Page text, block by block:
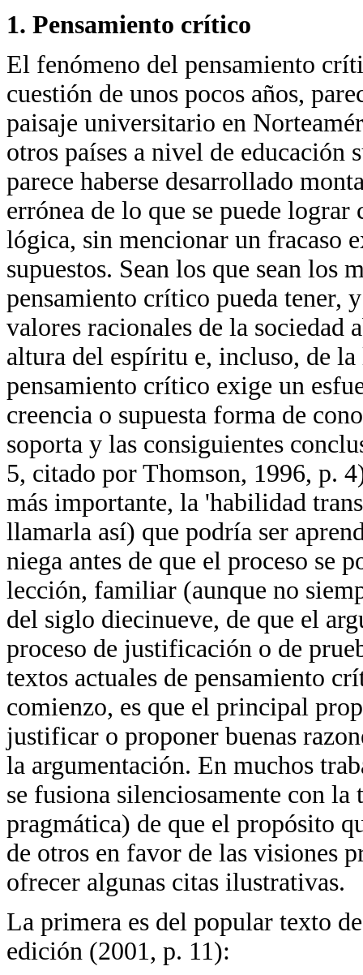
1. Pensamiento crítico
El fenómeno del pensamiento
cuestión de unos pocos años,
paisaje universitario en
otros países a nivel de educación
parece haberse desarrollado
errónea de lo que se puede
lógica, sin mencionar un fracaso
supuestos. Sean los que sean los
pensamiento crítico pueda tener,
valores racionales de la sociedad
altura del espíritu e, incluso, de
pensamiento crítico exige un
creencia o supuesta forma de
soporta y las consiguientes
5, citado por Thomson, 1996, p.
más importante, la 'habilidad
llamarla así) que podría ser
niega antes de que el proceso se
lección, familiar (aunque no
del siglo diecinueve, de que el
proceso de justificación o de
textos actuales de pensamiento
comienzo, es que el principal
justificar o proponer buenas
la argumentación. En muchos
se fusiona silenciosamente con
pragmática) de que el propósito
de otros en favor de las visiones
ofrecer algunas citas ilustrativas.
La primera es del popular texto
edición (2001, p. 11):